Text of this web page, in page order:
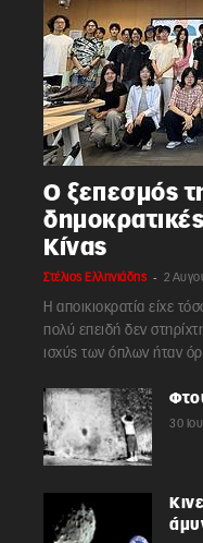
Ο ξεπεσμός
Κίνας
Στέλιος Ελληνιάδης - 2
Η αποικιοκρατία είχε
πολύ επειδή δεν
ισχύς των όπλων ήταν
30